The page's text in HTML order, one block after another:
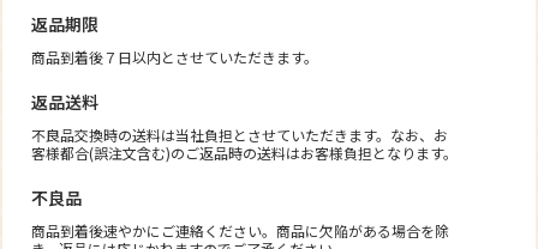
返品期限
商品到着後７日以内とさせていただきます。
返品送料
不良品交換時の送料は当社負担とさせていただきます。なお、お
客様都合(誤注文含む)のご返品時の送料はお客様負担となります。
不良品
商品到着後速やかにご連絡ください。商品に欠陥がある場合を除